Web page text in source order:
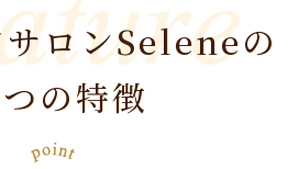
サロンSeleneの
つの特徴